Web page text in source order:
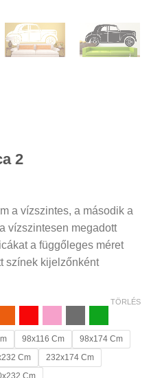
2
Ft
Ft
a vízszintes, a második a
vízszintesen megadott
a függőleges méret
színek kijelzőnként
98x116 Cm
98x174 Cm
Cm
232x174 Cm
Cm
TÖRLÉS